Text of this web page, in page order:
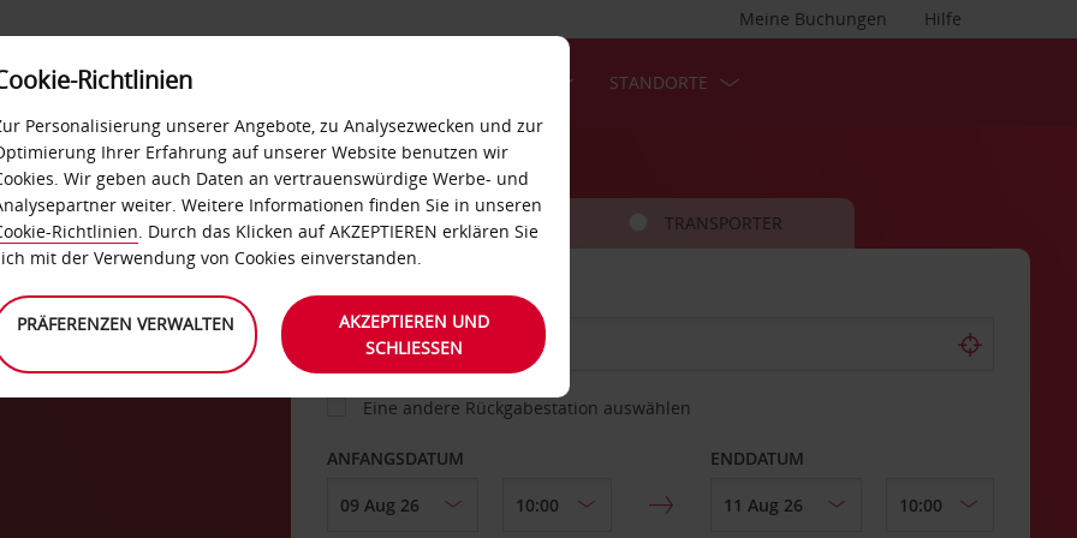
Hilfe
Meine Buchungen
SELF-SERVICES STANDORTE
FAHRZEUG TRANSPORTER
ABHOLEN VON
Eine andere Rückgabestation auswählen
ANFANGSDATUM ENDDATUM
Richtlinien
Personalisierung unserer Angebote, zu Analysezwecken und zur
Ihrer Erfahrung auf unserer Website benutzen wir
Wir geben auch Daten an vertrauenswürdige Werbe- und
weiter. Weitere Informationen finden Sie in unseren
Richtlinien. Durch das Klicken auf AKZEPTIEREN erklären Sie
mit der Verwendung von Cookies einverstanden.
PRÄFERENZEN VERWALTEN
AKZEPTIEREN UND
SCHLIESSEN